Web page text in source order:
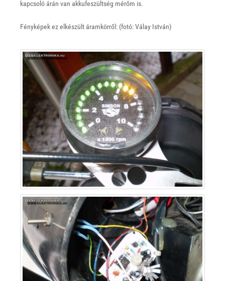
kapcsoló árán van akkufeszültség mérőm is.
Fényképek ez elkészült áramkörről: (fotó: Válay István)